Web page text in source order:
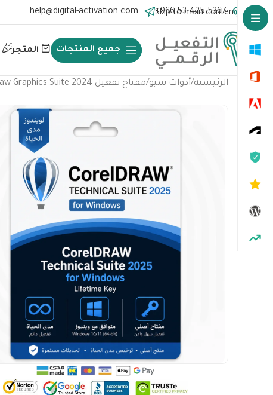
Skip to main content
+966 53 425 5367
help@digital-activation.com
جميع المنتجات المتجر
الرئيسية أدوات سيو مفتاح تفعيل CorelDraw Graphics Suite 2024 للماك مدى الحياة – CorelDRAW Graphics Suite 2024 for Mac Lifetime Key